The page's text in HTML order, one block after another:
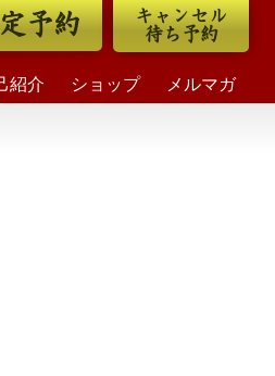
予約 キャンセル
待ち予約
紹介 ショップ メルマガ